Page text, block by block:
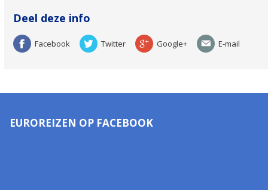
Deel deze info
Facebook Twitter Google+ E-mail
EUROREIZEN OP FACEBOOK